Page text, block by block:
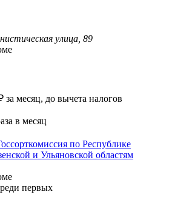
улица, 89
за месяц, до вычета налогов
в месяц
по Республике
и Ульяновской областям
первых